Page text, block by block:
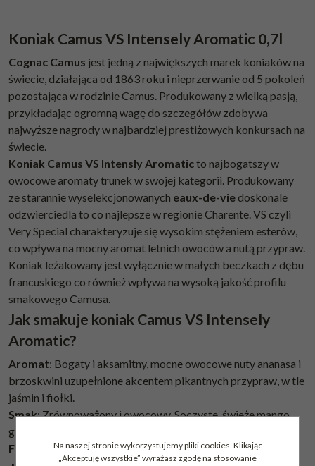
Koniak Camus VS Intensely Aromatic 0,7l
Cognac Camus jest jedną z największych marek koniaków na
świecie, działająca od 1863 roku i nieprzerwanie od 5 pokoleń
pozostająca w rodzinie Camus. Produkowany z wielką pasją,
przykładając ogromną wagę do szczegółów zdobywa
najwyższe nagrody w najbardziej prestiżowych konkursach na
świecie.
Koniak Camus VS Intensly Aromaticto najbogatszy w
owocowe aromaty trunek w swojej kategorii. Produkowany
ze starannie wyselekcjonowanych eaux-de-viedoskonale
odzwierciedla to co najlepsze w regionie Charente. VS czyli
Very Special charakteryzuje się wysokim stężeniem esterów,
co wpływa na mocny aromat letnich owoców a nutą przypraw.
Koniak leżakowany jest wyłącznie w małych beczkach z dębu
francuskiego co również wpływa na wysoką jakość profilu
smakowego Camusa.
Jak smakuje koniak Camus VS Intensely
Aromatic?
Aromat: Bogaty i aksamitny, mocne owocowe nuty ananasa i
brzoskwini uzupełnione akcentem pikantnych przypraw, w tle
jaśmin i fiołki.
Smak: Zrównoważony i owocowy. Soczyste, świeże mango,
gruszka i słodkie migdały.
Finisz
: Długi z wyczuwalnymi taninami.
Na naszej stronie wykorzystujemy pliki cookies. Klikając
„Akceptuję wszystkie” wyrażasz zgodę na stosowanie